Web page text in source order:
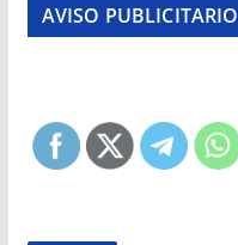
AVISO PUBLICITARIO